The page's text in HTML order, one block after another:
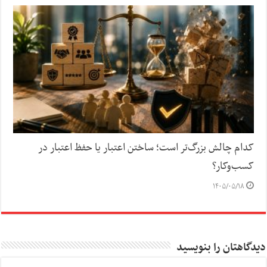
کدام چالش بزرگ‌تر است؛ ساختن اعتبار یا حفظ اعتبار در
کسب‌وکار؟
۱۴۰۵/۰۵/۱۸
دیدگاهتان را بنویسید